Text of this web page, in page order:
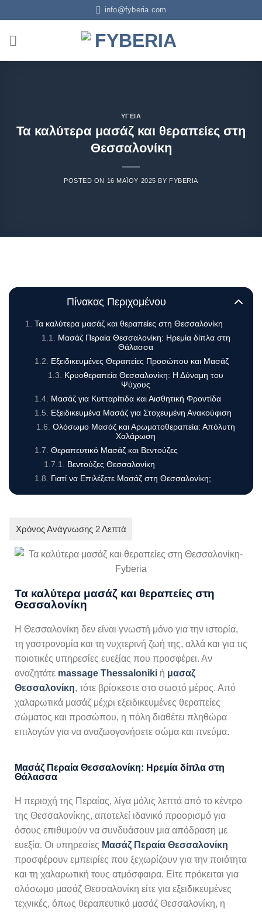
info@fyberia.com
ΥΓΕΊΑ
Τα καλύτερα μασάζ και θεραπείες στη
Θεσσαλονίκη
POSTED ON 16 ΜΑΪ́ΟΥ 2025 BY FYBERIA
Πίνακας Περιχομένου
Τα καλύτερα μασάζ και θεραπείες στη Θεσσαλονίκη
Μασάζ Περαία Θεσσαλονίκη: Ηρεμία δίπλα στη
Θάλασσα
Εξειδικευμένες Θεραπείες Προσώπου και Μασάζ
Κρυοθεραπεία Θεσσαλονίκη: Η Δύναμη του
Ψύχους
Μασάζ για Κυτταρίτιδα και Αισθητική Φροντίδα
Εξειδικευμένα Μασάζ για Στοχευμένη Ανακούφιση
Ολόσωμο Μασάζ και Αρωματοθεραπεία: Απόλυτη
Χαλάρωση
Θεραπευτικό Μασάζ και Βεντούζες
Βεντούζες Θεσσαλονίκη
Γιατί να Επιλέξετε Μασάζ στη Θεσσαλονίκη;
Τα καλύτερα μασάζ και θεραπείες στη
Θεσσαλονίκη
Η Θεσσαλονίκη δεν είναι γνωστή μόνο για την ιστορία,
τη γαστρονομία και τη νυχτερινή ζωή της, αλλά και για τις
ποιοτικές υπηρεσίες ευεξίας που προσφέρει. Αν
αναζητάτε massage Thessaloniki ή μασαζ
Θεσσαλονίκη, τότε βρίσκεστε στο σωστό μέρος. Από
χαλαρωτικά μασάζ μέχρι εξειδικευμένες θεραπείες
σώματος και προσώπου, η πόλη διαθέτει πληθώρα
επιλογών για να αναζωογονήσετε σώμα και πνεύμα.
Μασάζ Περαία Θεσσαλονίκη: Ηρεμία δίπλα στη
Θάλασσα
Η περιοχή της Περαίας, λίγα μόλις λεπτά από το κέντρο
της Θεσσαλονίκης, αποτελεί ιδανικό προορισμό για
όσους επιθυμούν να συνδυάσουν μια απόδραση με
ευεξία. Οι υπηρεσίες Μασάζ Περαία Θεσσαλονίκη
προσφέρουν εμπειρίες που ξεχωρίζουν για την ποιότητα
και τη χαλαρωτική τους ατμόσφαιρα. Είτε πρόκειται για
ολόσωμο μασάζ Θεσσαλονίκη είτε για εξειδικευμένες
τεχνικές, όπως θεραπευτικό μασάζ Θεσσαλονίκη, η